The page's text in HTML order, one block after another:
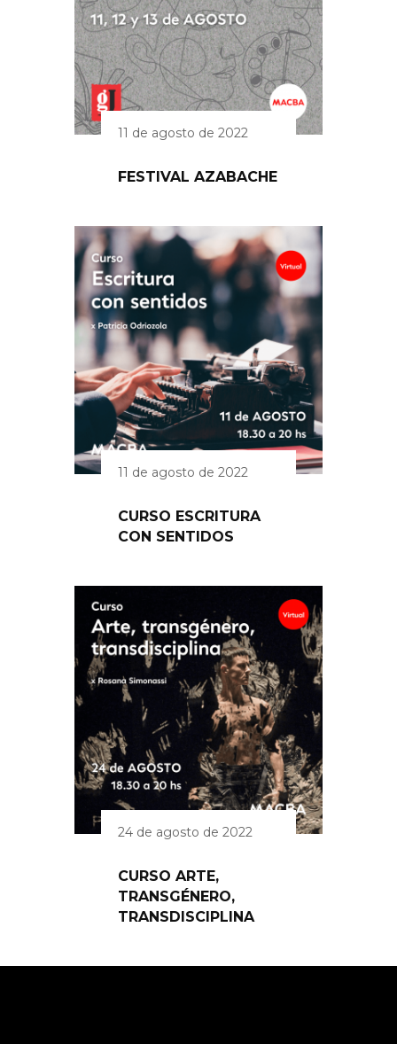
11 de agosto de 2022
FESTIVAL AZABACHE
11 de agosto de 2022
CURSO ESCRITURA
CON SENTIDOS
24 de agosto de 2022
CURSO ARTE,
TRANSGÉNERO,
TRANSDISCIPLINA